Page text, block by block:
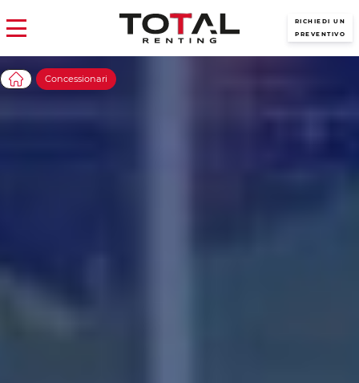
RICHIEDI UN
PREVENTIVO
Concessionari